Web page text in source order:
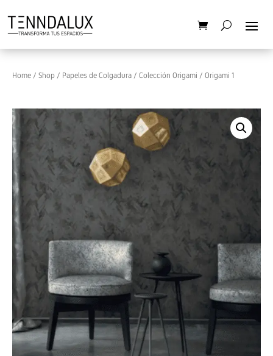
Home / Shop / Papeles de Colgadura / Colección Origami / Origami 1